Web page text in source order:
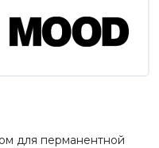
для перманентной